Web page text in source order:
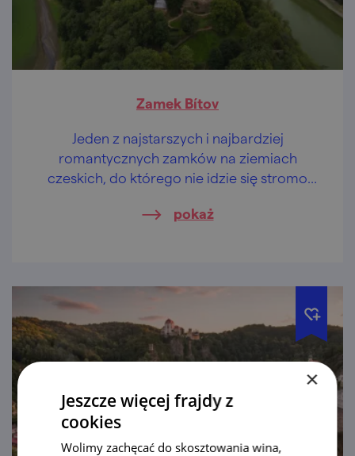
Zamek Bítov
Jeden z najstarszych i najbardziej
romantycznych zamków na ziemiach
czeskich, do którego nie idzie się stromo
pokaż
×
Jeszcze więcej frajdy z
cookies
Wolimy zachęcać do skosztowania wina,